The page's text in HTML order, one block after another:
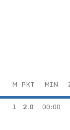
M PKT MIN
1 2.0 00:00